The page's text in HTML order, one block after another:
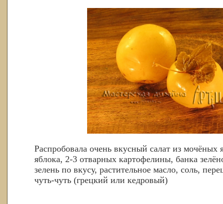
Распробовала очень вкусный салат из мочёных
яблока, 2-3 отварных картофелины, банка
зелень по вкусу, растительное масло, соль,
чуть-чуть (грецкий или кедровый)